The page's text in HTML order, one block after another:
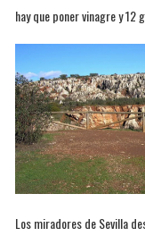
hay que poner vinagre y 12
Los miradores de Sevilla